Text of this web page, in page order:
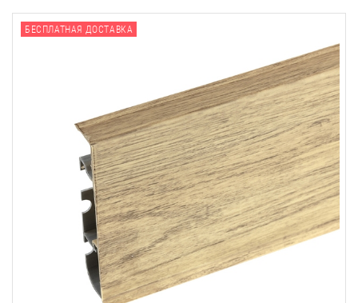
БЕСПЛАТНАЯ ДОСТАВКА